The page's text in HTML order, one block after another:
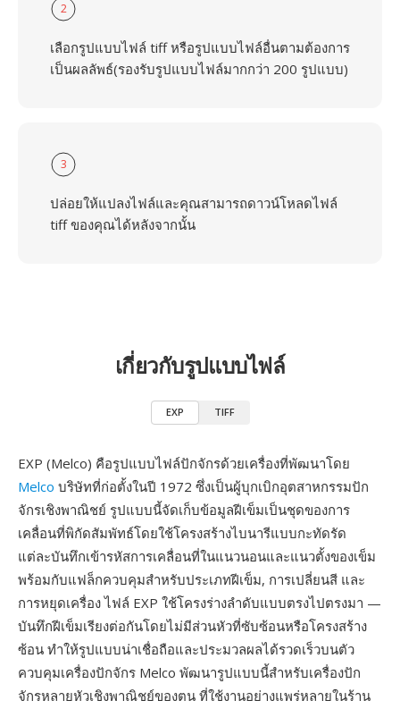
2
เลือกรูปแบบไฟล์ tiff หรือรูปแบบไฟล์อื่นตามต้องการ
เป็นผลลัพธ์(รองรับรูปแบบไฟล์มากกว่า 200 รูปแบบ)
3
ปล่อยให้แปลงไฟล์และคุณสามารถดาวน์โหลดไฟล์
tiff ของคุณได้หลังจากนั้น
เกี่ยวกับรูปแบบไฟล์
EXP TIFF
EXP (Melco) คือรูปแบบไฟล์ปักจักรด้วยเครื่องที่พัฒนาโดย
Melco บริษัทที่ก่อตั้งในปี 1972 ซึ่งเป็นผู้บุกเบิกอุตสาหกรรมปัก
จักรเชิงพาณิชย์ รูปแบบนี้จัดเก็บข้อมูลฝีเข็มเป็นชุดของการ
เคลื่อนที่พิกัดสัมพัทธ์โดยใช้โครงสร้างไบนารีแบบกะทัดรัด
แต่ละบันทึกเข้ารหัสการเคลื่อนที่ในแนวนอนและแนวตั้งของเข็ม
พร้อมกับแฟล็กควบคุมสำหรับประเภทฝีเข็ม, การเปลี่ยนสี และ
การหยุดเครื่อง ไฟล์ EXP ใช้โครงร่างลำดับแบบตรงไปตรงมา —
บันทึกฝีเข็มเรียงต่อกันโดยไม่มีส่วนหัวที่ซับซ้อนหรือโครงสร้าง
ซ้อน ทำให้รูปแบบน่าเชื่อถือและประมวลผลได้รวดเร็วบนตัว
ควบคุมเครื่องปักจักร Melco พัฒนารูปแบบนี้สำหรับเครื่องปัก
จักรหลายหัวเชิงพาณิชย์ของตน ที่ใช้งานอย่างแพร่หลายในร้าน